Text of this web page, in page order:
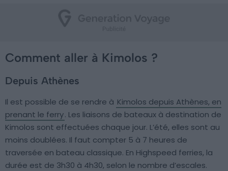
Comment aller à Kimolos ?
Depuis Athènes
Il est possible de se rendre à Kimolos depuis Athènes, en
prenant le ferry. Les liaisons de bateaux à destination de
Kimolos sont effectuées chaque jour. L’été, elles sont au
moins doublées. Il faut compter 5 à 7 heures de
traversée en bateau classique. En Highspeed ferries, la
durée est de 3h30 à 4h30, selon le nombre d’escales.